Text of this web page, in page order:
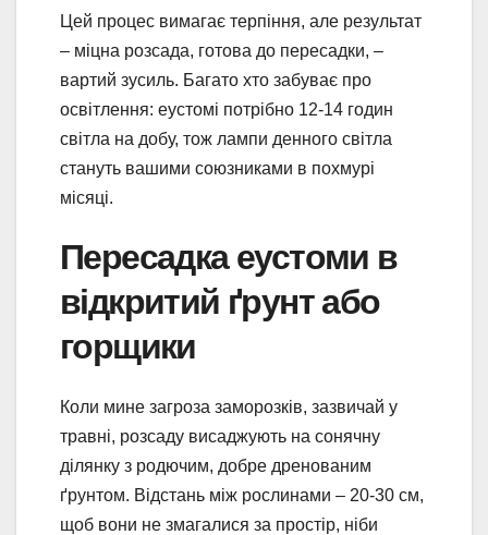
Цей процес вимагає терпіння, але результат
– міцна розсада, готова до пересадки, –
вартий зусиль. Багато хто забуває про
освітлення: еустомі потрібно 12-14 годин
світла на добу, тож лампи денного світла
стануть вашими союзниками в похмурі
місяці.
Пересадка еустоми в
відкритий ґрунт або
горщики
Коли мине загроза заморозків, зазвичай у
травні, розсаду висаджують на сонячну
ділянку з родючим, добре дренованим
ґрунтом. Відстань між рослинами – 20-30 см,
щоб вони не змагалися за простір, ніби